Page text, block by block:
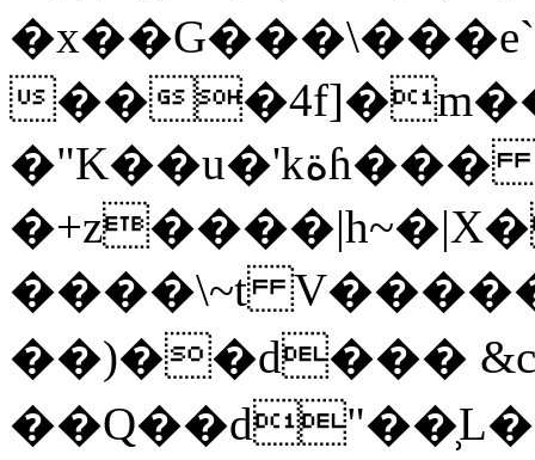
��
�"K��u�'kةɦ���
����\~t
��)��d���